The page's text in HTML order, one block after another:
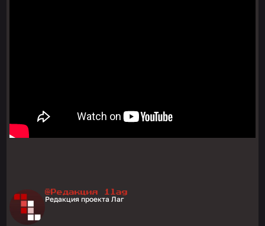
@Редакция 1lag
Редакция проекта Лаг